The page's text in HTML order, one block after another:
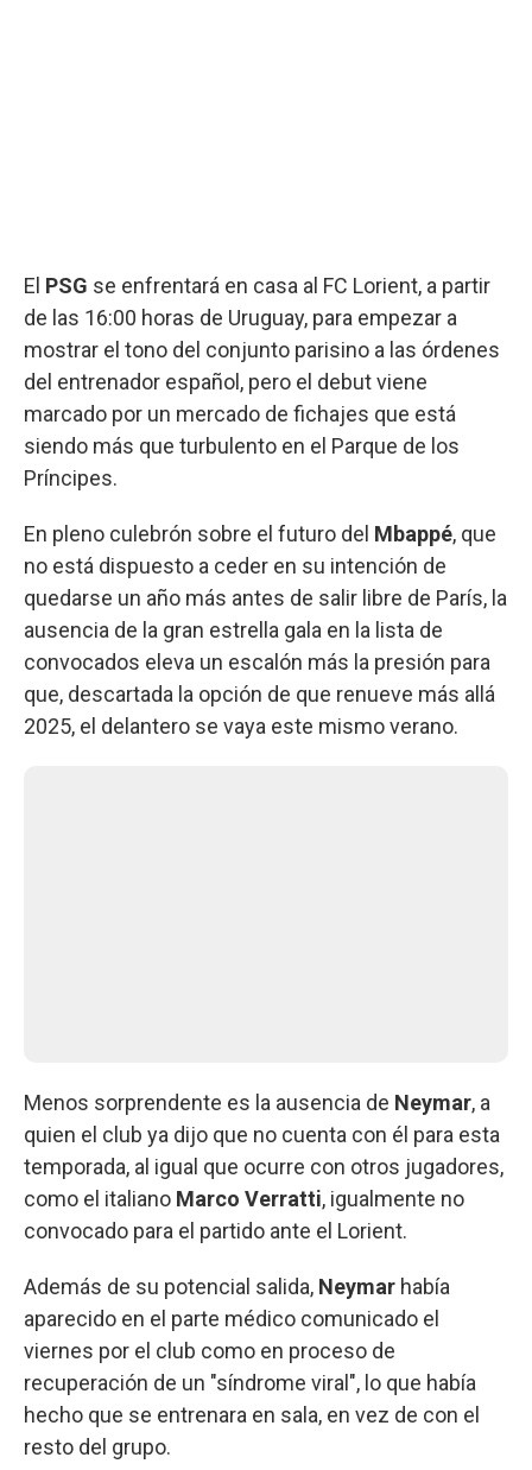
El PSG se enfrentará en casa al FC Lorient, a partir
de las 16:00 horas de Uruguay, para empezar a
mostrar el tono del conjunto parisino a las órdenes
del entrenador español, pero el debut viene
marcado por un mercado de fichajes que está
siendo más que turbulento en el Parque de los
Príncipes.
En pleno culebrón sobre el futuro del Mbappé, que
no está dispuesto a ceder en su intención de
quedarse un año más antes de salir libre de París, la
ausencia de la gran estrella gala en la lista de
convocados eleva un escalón más la presión para
que, descartada la opción de que renueve más allá
2025, el delantero se vaya este mismo verano.
Menos sorprendente es la ausencia de Neymar, a
quien el club ya dijo que no cuenta con él para esta
temporada, al igual que ocurre con otros jugadores,
como el italiano Marco Verratti, igualmente no
convocado para el partido ante el Lorient.
Además de su potencial salida, Neymar había
aparecido en el parte médico comunicado el
viernes por el club como en proceso de
recuperación de un "síndrome viral", lo que había
hecho que se entrenara en sala, en vez de con el
resto del grupo.